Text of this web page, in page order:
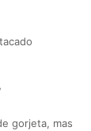
gorjeta, mas